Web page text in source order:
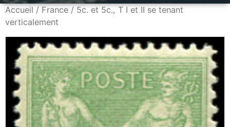
Accueil / France / 5c. et 5c., T I et II se tenant
verticalement